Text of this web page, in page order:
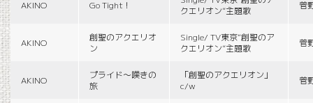
AKINO Go Tight！
クエリオン”主題歌
菅
AKINO
創聖のアクエリオ
ン
Single/ TV東京“創聖のア
クエリオン”主題歌
菅
AKINO
プライド〜嘆きの
旅
「創聖のアクエリオン」
c/w
菅